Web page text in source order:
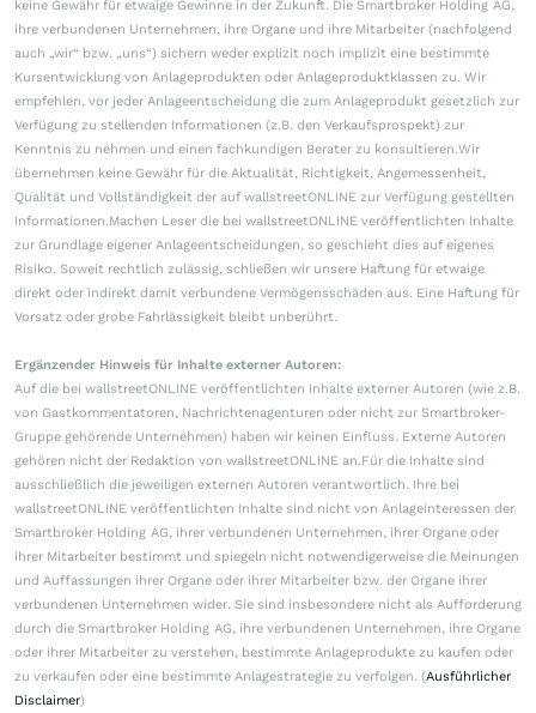
keine Gewähr für etwaige Gewinne in der Zukunft. Die Smartbroker Holding AG,
ihre verbundenen Unternehmen, ihre Organe und ihre Mitarbeiter (nachfolgend
auch „wir“ bzw. „uns“) sichern weder explizit noch implizit eine bestimmte
Kursentwicklung von Anlageprodukten oder Anlageproduktklassen zu. Wir
empfehlen, vor jeder Anlageentscheidung die zum Anlageprodukt gesetzlich zur
Verfügung zu stellenden Informationen (z.B. den Verkaufsprospekt) zur
Kenntnis zu nehmen und einen fachkundigen Berater zu konsultieren.Wir
übernehmen keine Gewähr für die Aktualität, Richtigkeit, Angemessenheit,
Qualität und Vollständigkeit der auf wallstreetONLINE zur Verfügung gestellten
Informationen.Machen Leser die bei wallstreetONLINE veröffentlichten Inhalte
zur Grundlage eigener Anlageentscheidungen, so geschieht dies auf eigenes
Risiko. Soweit rechtlich zulässig, schließen wir unsere Haftung für etwaige
direkt oder indirekt damit verbundene Vermögensschäden aus. Eine Haftung für
Vorsatz oder grobe Fahrlässigkeit bleibt unberührt.
Ergänzender Hinweis für Inhalte externer Autoren:
Auf die bei wallstreetONLINE veröffentlichten Inhalte externer Autoren (wie z.B.
von Gastkommentatoren, Nachrichtenagenturen oder nicht zur Smartbroker-
Gruppe gehörende Unternehmen) haben wir keinen Einfluss. Externe Autoren
gehören nicht der Redaktion von wallstreetONLINE an.Für die Inhalte sind
ausschließlich die jeweiligen externen Autoren verantwortlich. Ihre bei
wallstreetONLINE veröffentlichten Inhalte sind nicht von Anlageinteressen der
Smartbroker Holding AG, ihrer verbundenen Unternehmen, ihrer Organe oder
ihrer Mitarbeiter bestimmt und spiegeln nicht notwendigerweise die Meinungen
und Auffassungen ihrer Organe oder ihrer Mitarbeiter bzw. der Organe ihrer
verbundenen Unternehmen wider. Sie sind insbesondere nicht als Aufforderung
durch die Smartbroker Holding AG, ihre verbundenen Unternehmen, ihre Organe
oder ihrer Mitarbeiter zu verstehen, bestimmte Anlageprodukte zu kaufen oder
zu verkaufen oder eine bestimmte Anlagestrategie zu verfolgen. (Ausführlicher
Disclaimer)